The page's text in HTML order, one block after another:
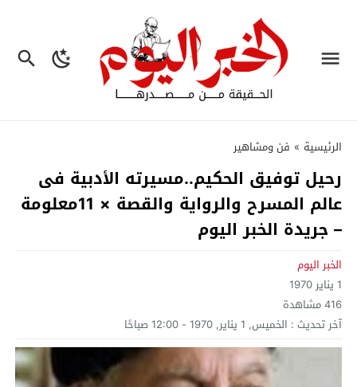
الرئيسية » فن ومشاهير
رحيل توفيق الحكيم..مسيرته الأدبية فى
عالم المسرح والرواية والقصة × 11معلومة
– جريدة الخبر اليوم
الخبر اليوم
1 يناير 1970
416مشاهدة
آخر تحديث : الخميس, 1 يناير, 1970 - 12:00 صباحًا